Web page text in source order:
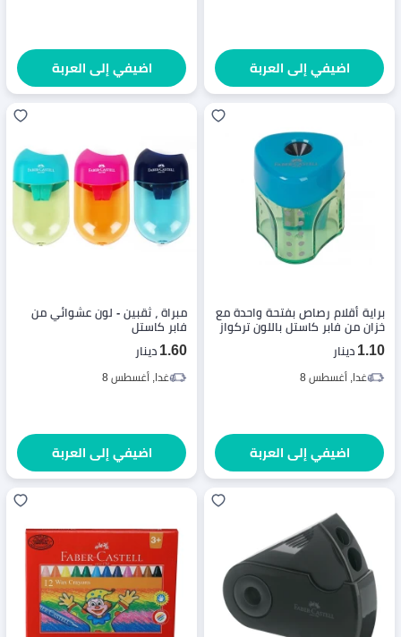
اضيفي إلى العربة اضيفي إلى العربة
براية أقلام رصاص بفتحة واحدة مع
خزان من فابر كاستل باللون تركواز
1.10 دينار
غدا, أغسطس 8
اضيفي إلى العربة
مبراة ، ثقبين - لون عشوائي من
فابر كاستل
1.60 دينار
غدا, أغسطس 8
اضيفي إلى العربة